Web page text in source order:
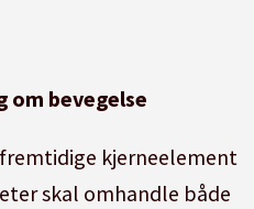
om bevegelse
kjerneelement
skal omhandle både